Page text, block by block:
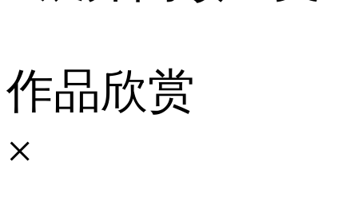
作品欣赏
×